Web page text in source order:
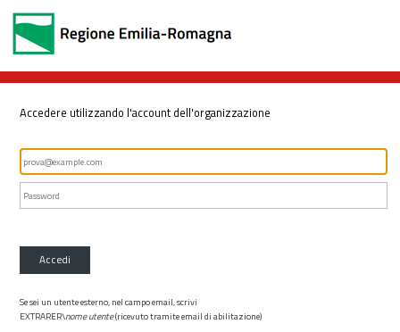
Accedere utilizzando l'account dell'organizzazione
Accedi
Se sei un utente esterno, nel campo email, scrivi
EXTRARER\nome utente(ricevuto tramite email di abilitazione)